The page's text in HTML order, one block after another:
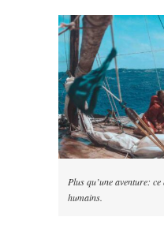
Plus qu’une aventure:
humains.